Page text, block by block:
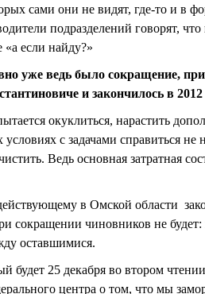
сами они не видят, где-то и в
подразделений говорят,
«а если найду?»
уже ведь было сокращение,
и закончилось в 2012
окуклиться, нарастить
с задачами справиться не
Ведь основная затратная
в Омской области
сокращении чиновников не
оставшимися.
будет 25 декабря во втором
центра о том, что мы